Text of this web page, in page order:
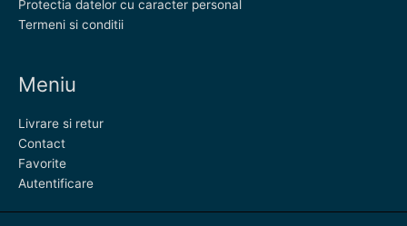
Protectia datelor cu caracter personal
Termeni si conditii
Meniu
Livrare si retur
Contact
Favorite
Autentificare